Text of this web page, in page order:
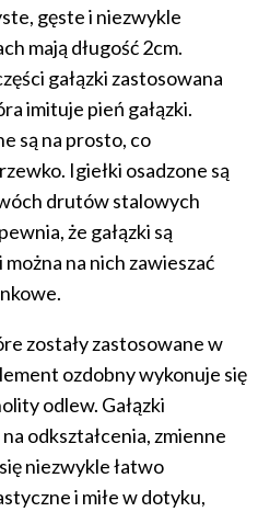
gęste i niezwykle
mają długość 2cm.
gałązki zastosowana
imituje pień gałązki.
są na prosto, co
Igiełki osadzone są
drutów stalowych
że gałązki są
na nich zawieszać
zostały zastosowane w
ozdobny wykonuje się
odlew. Gałązki
odkształcenia, zmienne
niezwykle łatwo
i miłe w dotyku,